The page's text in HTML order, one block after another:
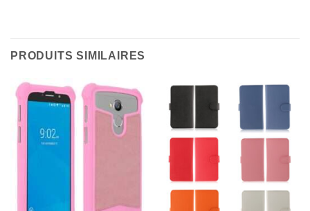
PRODUITS SIMILAIRES